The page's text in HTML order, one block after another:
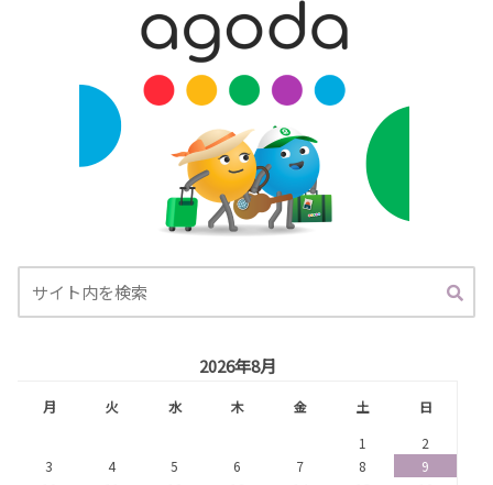
2026年8月
月 火 水 木 金 土
日
1
2
3
4 5 6 7 8
9